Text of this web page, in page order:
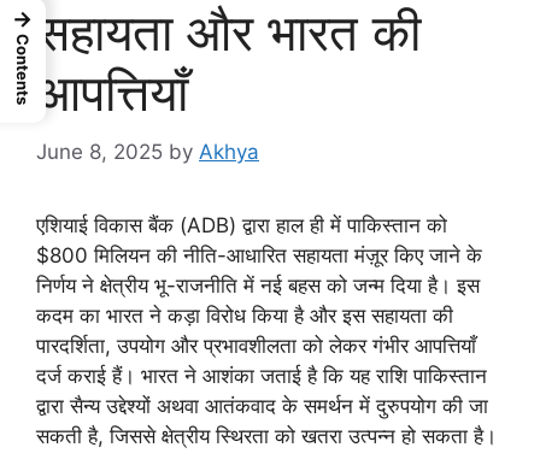
सहायता और भारत की
आपत्तियाँ
June 8, 2025 by Akhya
एशियाई विकास बैंक (ADB) द्वारा हाल ही में पाकिस्तान को
$800 मिलियन की नीति-आधारित सहायता मंज़ूर किए जाने के
निर्णय ने क्षेत्रीय भू-राजनीति में नई बहस को जन्म दिया है। इस
कदम का भारत ने कड़ा विरोध किया है और इस सहायता की
पारदर्शिता, उपयोग और प्रभावशीलता को लेकर गंभीर आपत्तियाँ
दर्ज कराई हैं। भारत ने आशंका जताई है कि यह राशि पाकिस्तान
द्वारा सैन्य उद्देश्यों अथवा आतंकवाद के समर्थन में दुरुपयोग की जा
सकती है, जिससे क्षेत्रीय स्थिरता को खतरा उत्पन्न हो सकता है।
→
Contents